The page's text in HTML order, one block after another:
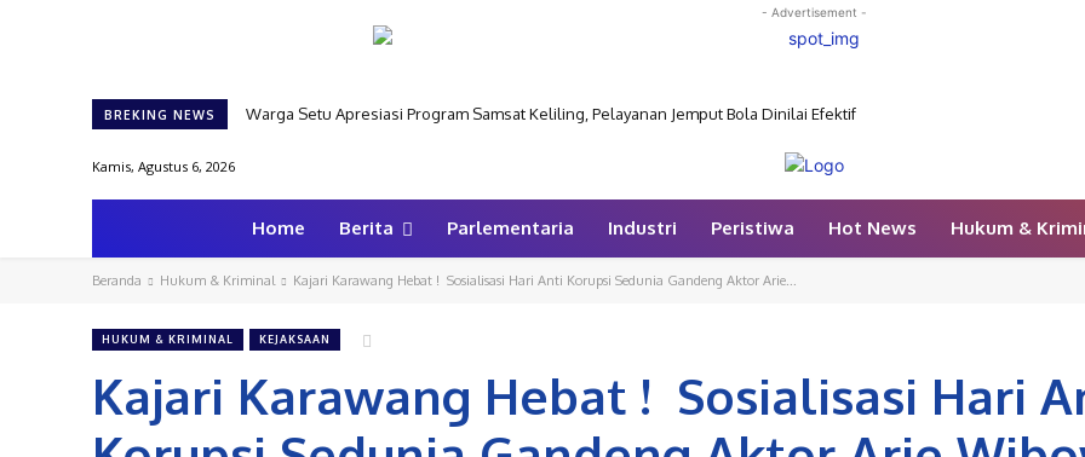
- Advertisement -
BREKING NEWS Warga Setu Apresiasi Program Samsat Keliling, Pelayanan Jemput Bola Dinilai Efektif
Kamis, Agustus 6, 2026
Home Berita Parlementaria Industri Peristiwa Hot News Hukum &
Beranda Hukum & Kriminal Kajari Karawang Hebat ! Sosialisasi Hari Anti Korupsi Sedunia Gandeng Aktor Arie...
HUKUM & KRIMINAL KEJAKSAAN
Kajari Karawang Hebat ! Sosialisasi Hari